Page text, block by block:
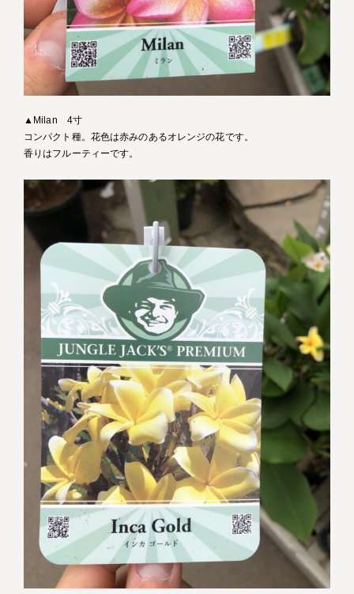
▲Milan 4寸
コンパクト種。花色は赤みのあるオレンジの花です。
香りはフルーティーです。